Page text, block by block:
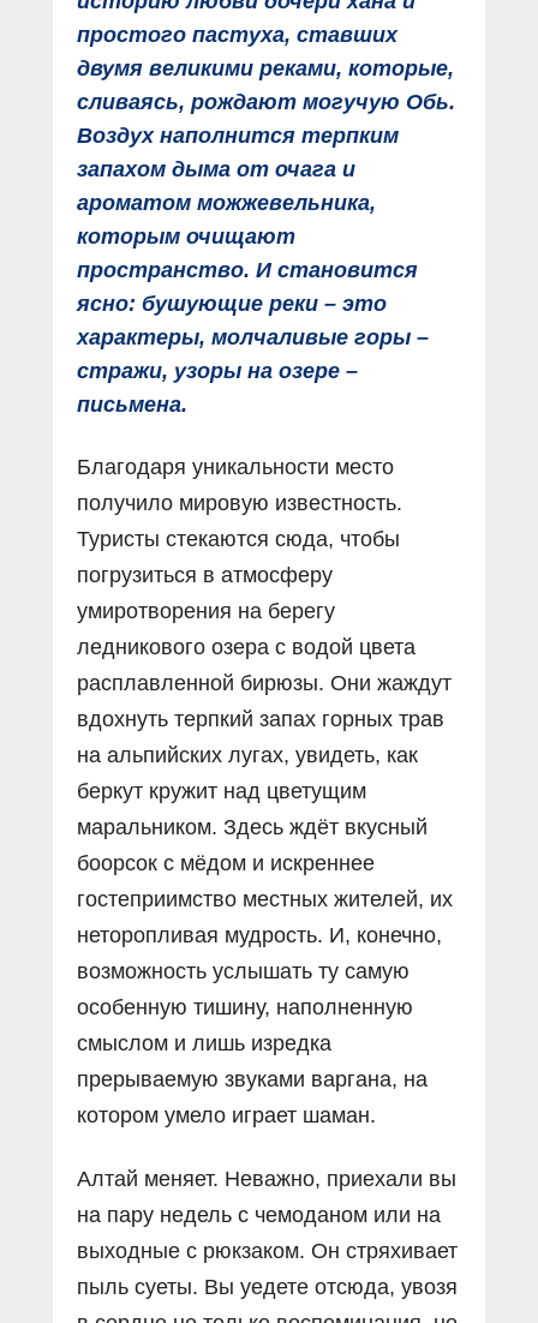
простого пастуха, ставших
двумя великими реками, которые,
сливаясь, рождают могучую Обь.
Воздух наполнится терпким
запахом дыма от очага и
ароматом можжевельника,
которым очищают
пространство. И становится
ясно: бушующие реки – это
характеры, молчаливые горы –
стражи, узоры на озере –
письмена.
Благодаря уникальности место
получило мировую известность.
Туристы стекаются сюда, чтобы
погрузиться в атмосферу
умиротворения на берегу
ледникового озера с водой цвета
расплавленной бирюзы. Они жаждут
вдохнуть терпкий запах горных трав
на альпийских лугах, увидеть, как
беркут кружит над цветущим
маральником. Здесь ждёт вкусный
боорсок с мёдом и искреннее
гостеприимство местных жителей, их
неторопливая мудрость. И, конечно,
возможность услышать ту самую
особенную тишину, наполненную
смыслом и лишь изредка
прерываемую звуками варгана, на
котором умело играет шаман.
Алтай меняет. Неважно, приехали вы
на пару недель с чемоданом или на
выходные с рюкзаком. Он стряхивает
пыль суеты. Вы уедете отсюда, увозя